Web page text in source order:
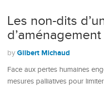
Les non-dits
by Gilbert Michaud
Face aux pertes humaines
mesures palliatives pour